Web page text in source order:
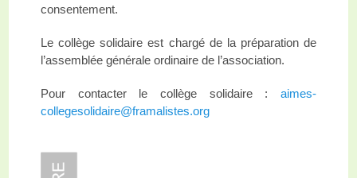
consentement.
Le collège solidaire est chargé de la préparation de
l’assemblée générale ordinaire de l’association.
Pour contacter le collège solidaire : aimes-
collegesolidaire@framalistes.org